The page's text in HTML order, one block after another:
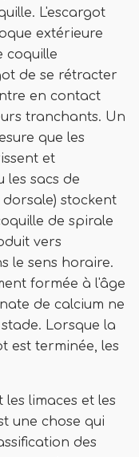
L'escargot
extérieure
coquille
de se rétracter
en contact
tranchants. Un
que les
et
les sacs de
stockent
de spirale
vers
le sens horaire.
formée à l'âge
de calcium ne
Lorsque la
est terminée, les
limaces et les
une chose qui
des